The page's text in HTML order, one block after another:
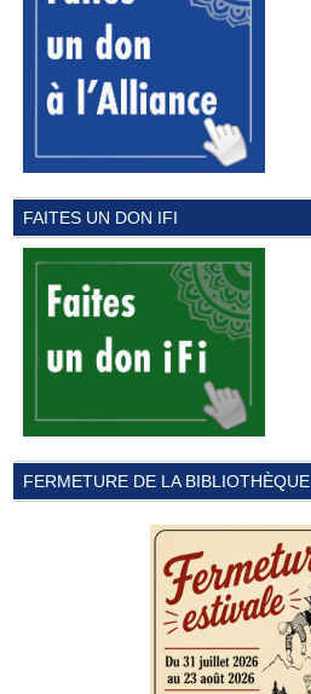
FAITES UN DON IFI
FERMETURE DE LA BIBLIOTHÈQUE